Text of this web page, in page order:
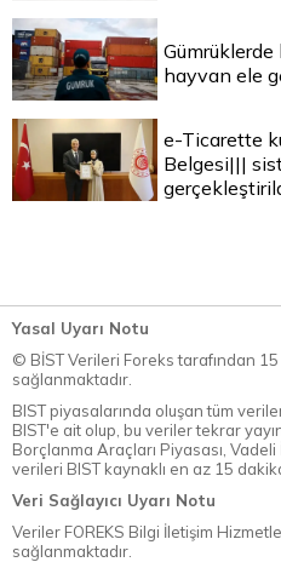
Gümrüklerde
hayvan ele
e-Ticarette
Belgesi|||
Yasal Uyarı Notu
© BİST Verileri Foreks tarafından
sağlanmaktadır.
BIST piyasalarında oluşan tüm
BIST'e ait olup, bu veriler tekrar
Borçlanma Araçları Piyasası,
verileri BIST kaynaklı en az 15
Veri Sağlayıcı Uyarı Notu
Veriler FOREKS Bilgi İletişim
sağlanmaktadır.